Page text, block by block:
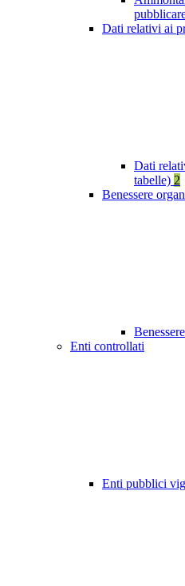
Dati relativi ai
Dati
tabelle) 2
Benessere
Enti controllati
Enti pubblici